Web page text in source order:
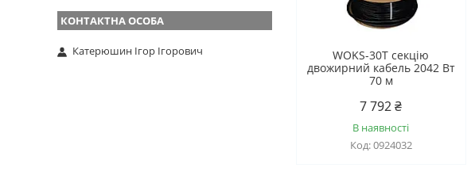
WOKS-30T секцію
двожирний кабель 2042 Вт
70 м
7 792 ₴
В наявності
0924032
Катерюшин Ігор Ігорович